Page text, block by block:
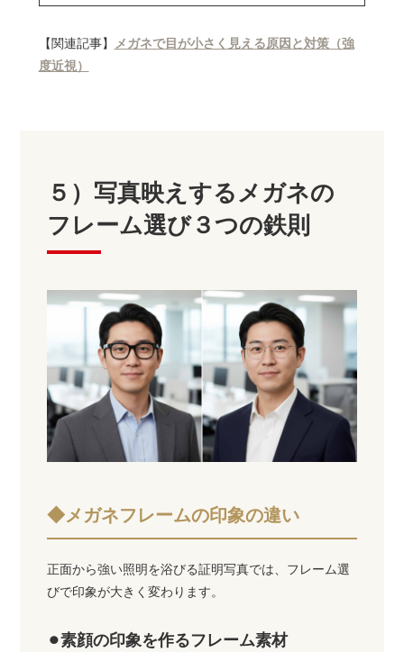
【関連記事】 メガネで目が小さく見える原因と対策（強
度近視）
５）写真映えするメガネの
フレーム選び３つの鉄則
◆メガネフレームの印象の違い
正面から強い照明を浴びる証明写真では、フレーム選
びで印象が大きく変わります。
⚫︎素顔の印象を作るフレーム素材